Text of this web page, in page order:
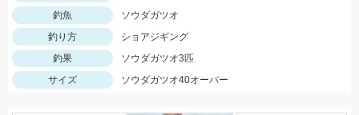
釣魚
ソウダガツオ
釣り方
ショアジギング
釣果
ソウダガツオ3匹
サイズ
ソウダガツオ40オーバー